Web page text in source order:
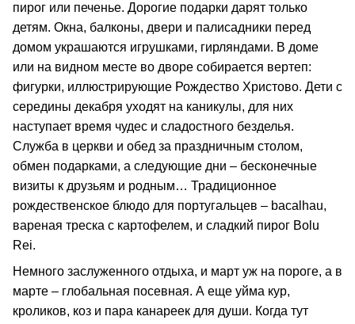
пирог или печенье. Дорогие подарки дарят только
детям. Окна, балконы, двери и палисадники перед
домом украшаются игрушками, гирляндами. В доме
или на видном месте во дворе собирается вертеп:
фигурки, иллюстрирующие Рождество Христово. Дети с
середины декабря уходят на каникулы, для них
наступает время чудес и сладостного безделья.
Служба в церкви и обед за праздничным столом,
обмен подарками, а следующие дни – бесконечные
визиты к друзьям и родным… Традиционное
рождественское блюдо для португальцев – bacalhau,
вареная треска с картофелем, и сладкий пирог Bolu
Rei.
Немного заслуженного отдыха, и март уж на пороге, а в
марте – глобальная посевная. А еще уйма кур,
кроликов, коз и пара канареек для души. Когда тут